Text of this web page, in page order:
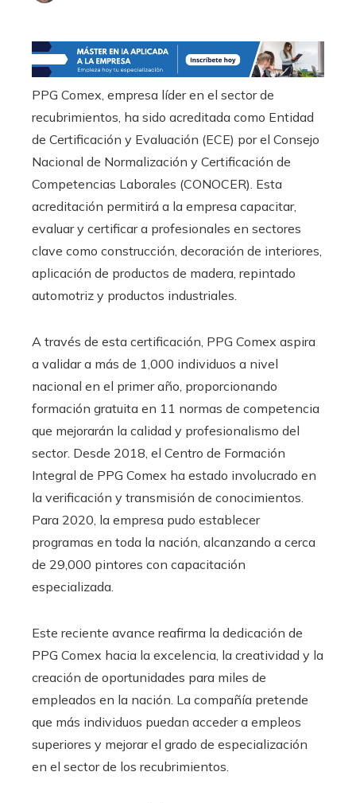
PPG Comex, empresa líder en el sector de
recubrimientos, ha sido acreditada como Entidad
de Certificación y Evaluación (ECE) por el Consejo
Nacional de Normalización y Certificación de
Competencias Laborales (CONOCER). Esta
acreditación permitirá a la empresa capacitar,
evaluar y certificar a profesionales en sectores
clave como construcción, decoración de interiores,
aplicación de productos de madera, repintado
automotriz y productos industriales.​
A través de esta certificación, PPG Comex aspira
a validar a más de 1,000 individuos a nivel
nacional en el primer año, proporcionando
formación gratuita en 11 normas de competencia
que mejorarán la calidad y profesionalismo del
sector. Desde 2018, el Centro de Formación
Integral de PPG Comex ha estado involucrado en
la verificación y transmisión de conocimientos.
Para 2020, la empresa pudo establecer
programas en toda la nación, alcanzando a cerca
de 29,000 pintores con capacitación
especializada.
Este reciente avance reafirma la dedicación de
PPG Comex hacia la excelencia, la creatividad y la
creación de oportunidades para miles de
empleados en la nación. La compañía pretende
que más individuos puedan acceder a empleos
superiores y mejorar el grado de especialización
en el sector de los recubrimientos.